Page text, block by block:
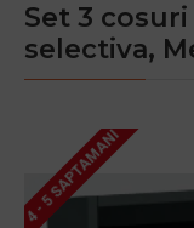
Set 3
selectiva,
4 - 5 SAPTAMANI